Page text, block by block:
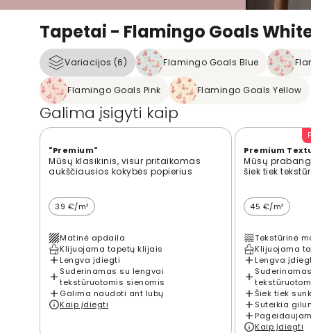
Tapetai - Flamingo Goals
Variacijos (6) Flamingo Goals Blue
Flamingo Goals Pink Flamingo Goals Yellow
Galima įsigyti kaip
"Premium"
Mūsų klasikinis, visur pritaikomas
aukščiausios kokybės popierius
39 €/m²
Matinė apdaila
Klijuojama tapetų klijais
Lengva įdiegti
Suderinamas su lengvai
tekstūruotomis sienomis
Galima naudoti ant lubų
Kaip įdiegti
Premium
Mūsų
šiek tiek
45 €/m²
Tekstūrinė
Klijuojama
Lengva
Šiek tiek
Suteikia
Kaip įdiegti